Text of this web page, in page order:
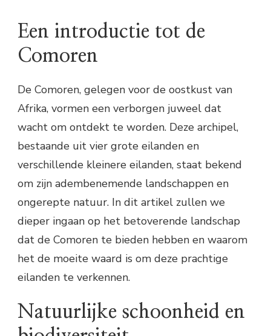
Een introductie tot de
Comoren
De Comoren, gelegen voor de oostkust van
Afrika, vormen een verborgen juweel dat
wacht om ontdekt te worden. Deze archipel,
bestaande uit vier grote eilanden en
verschillende kleinere eilanden, staat bekend
om zijn adembenemende landschappen en
ongerepte natuur. In dit artikel zullen we
dieper ingaan op het betoverende landschap
dat de Comoren te bieden hebben en waarom
het de moeite waard is om deze prachtige
eilanden te verkennen.
Natuurlijke schoonheid en